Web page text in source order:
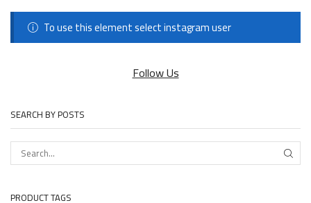
To use this element select instagram user
Follow Us
SEARCH BY POSTS
PRODUCT TAGS